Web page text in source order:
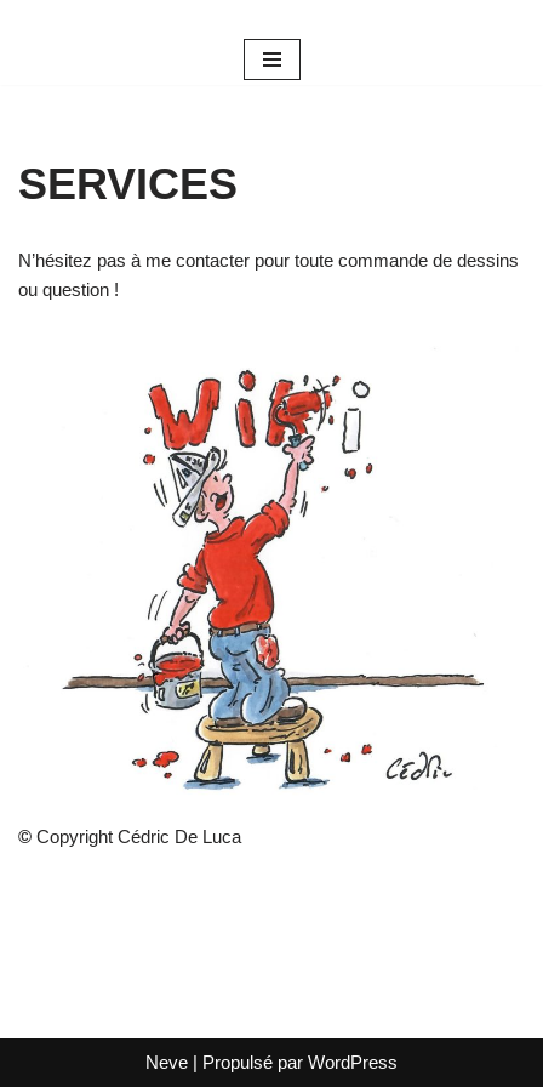
SERVICES
N’hésitez pas à me contacter pour toute commande de dessins
ou question !
© Copyright Cédric De Luca
Neve | Propulsé par WordPress